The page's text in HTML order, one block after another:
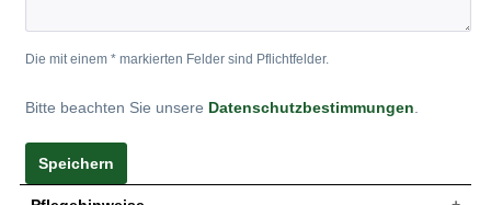
Die mit einem * markierten Felder sind Pflichtfelder.
Bitte beachten Sie unsere Datenschutzbestimmungen
Speichern